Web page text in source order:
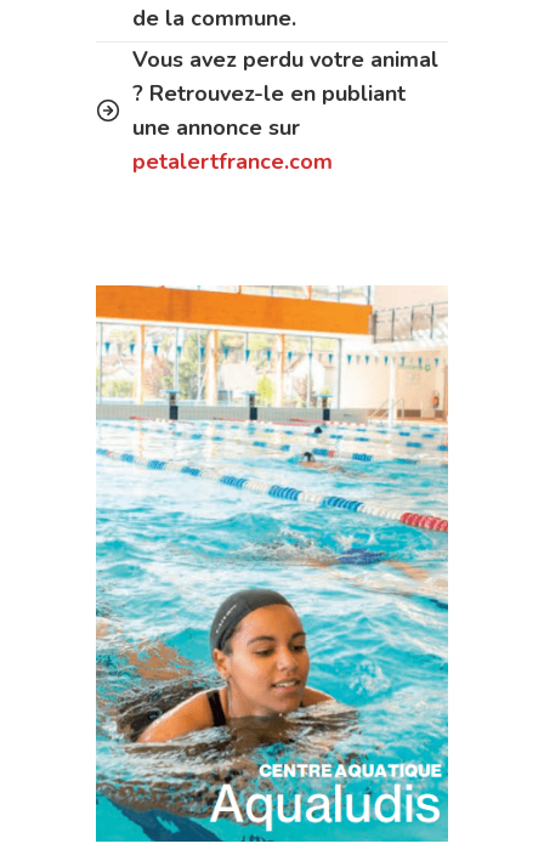
de la commune.
Vous avez perdu votre animal
? Retrouvez-le en publiant
une annonce sur
petalertfrance.com